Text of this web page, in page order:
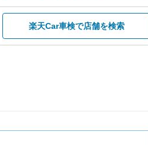
楽天Car車検で店舗を検索